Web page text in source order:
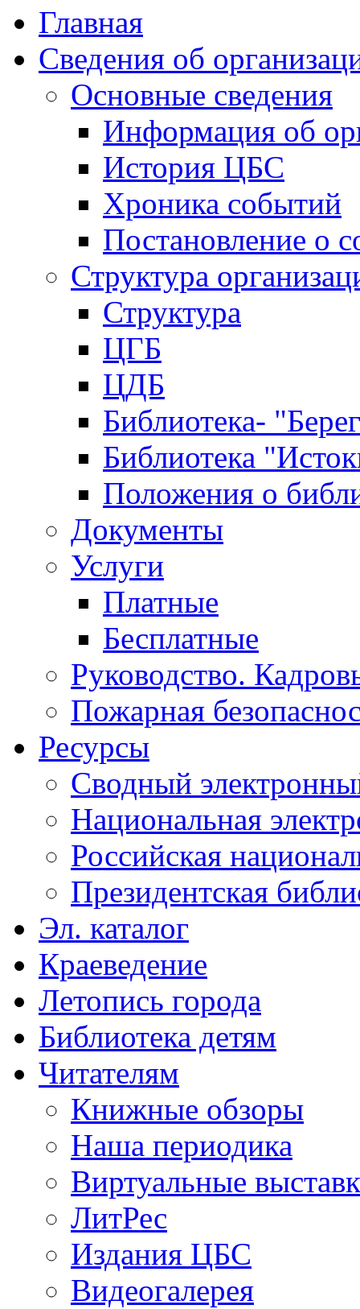
Главная
Сведения об
Основные сведения
Информация об
История ЦБС
Хроника событий
Постановление о
Структура
Структура
ЦГБ
ЦДБ
Библиотека-
Библиотека
Положения о
Документы
Услуги
Платные
Бесплатные
Руководство.
Пожарная
Ресурсы
Сводный
Национальная
Российская
Президентская
Эл. каталог
Краеведение
Летопись города
Библиотека детям
Читателям
Книжные обзоры
Наша периодика
Виртуальные
ЛитРес
Издания ЦБС
Видеогалерея